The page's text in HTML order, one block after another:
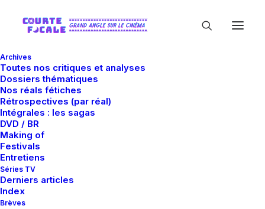
Archives
Toutes nos critiques et analyses
Dossiers thématiques
Nos réals fétiches
Rétrospectives (par réal)
Intégrales : les sagas
DVD / BR
Making of
Festivals
Entretiens
Séries TV
Derniers articles
Index
Brèves